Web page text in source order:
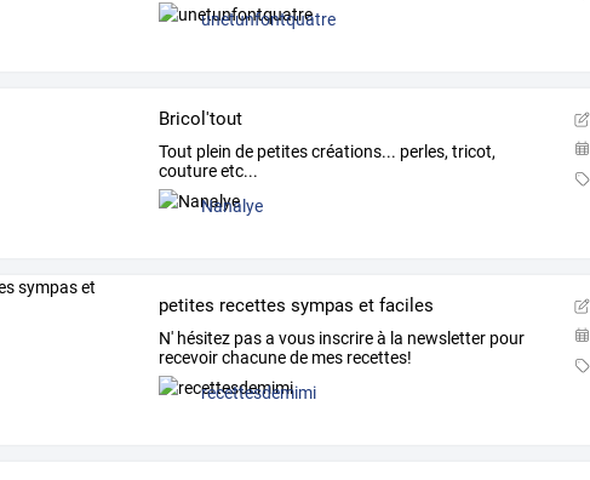
unetunfontquatre
Bricol'tout
Tout plein de petites créations... perles, tricot,
couture etc...
Nanalye
petites recettes sympas et faciles
N' hésitez pas a vous inscrire à la newsletter pour
recevoir chacune de mes recettes!
recettesdemimi